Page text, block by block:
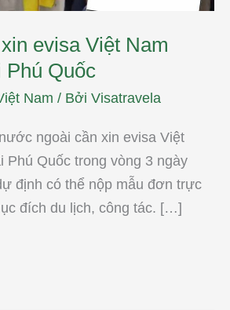
evisa Việt Nam
Phú Quốc
Nam / Bởi Visatravela
ngoài cần xin evisa Việt
Phú Quốc trong vòng 3 ngày
định có thể nộp mẫu đơn trực
đích du lịch, công tác. […]